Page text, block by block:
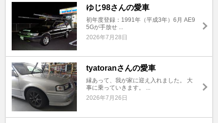
ゆじ98さんの愛車
初年度登録：1991年（平成3年）6月 AE9
5Gが手放せ ...
2026年7月28日
tyatoranさんの愛車
縁あって、我が家に迎え入れました。 大
事に乗っていきます。 ...
2026年7月26日